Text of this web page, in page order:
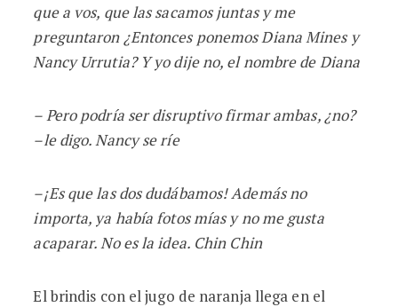
que a vos, que las sacamos juntas y me
preguntaron ¿Entonces ponemos Diana Mines y
Nancy Urrutia? Y yo dije no, el nombre de Diana
– Pero podría ser disruptivo firmar ambas, ¿no?
–le digo. Nancy se ríe
–¡Es que las dos dudábamos! Además no
importa, ya había fotos mías y no me gusta
acaparar. No es la idea. Chin Chin
El brindis con el jugo de naranja llega en el